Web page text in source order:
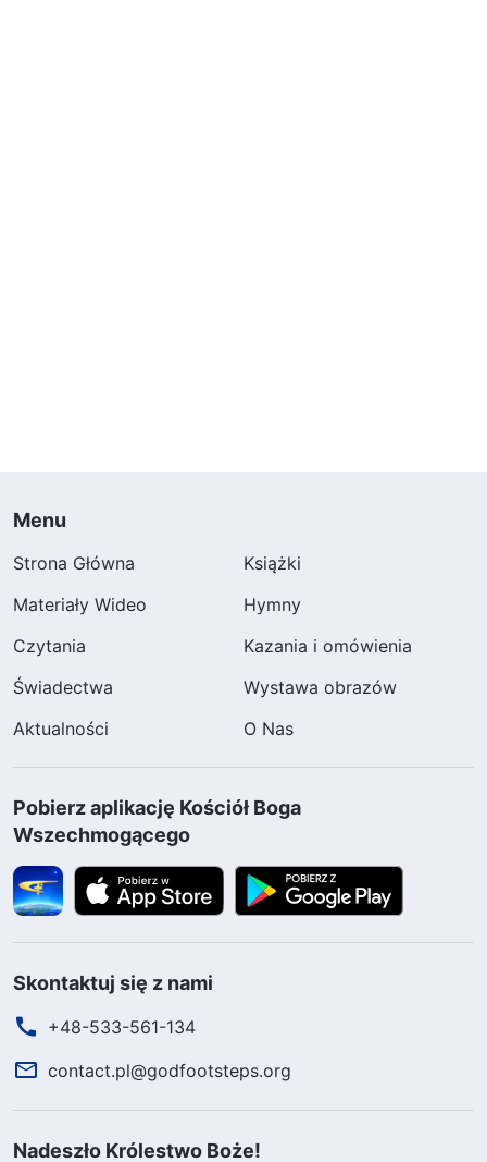
Menu
Strona Główna
Książki
Materiały Wideo
Hymny
Czytania
Kazania i omówienia
Świadectwa
Wystawa obrazów
Aktualności
O Nas
Pobierz aplikację Kościół Boga
Wszechmogącego
Skontaktuj się z nami
+48-533-561-134
contact.pl@godfootsteps.org
Nadeszło Królestwo Boże!